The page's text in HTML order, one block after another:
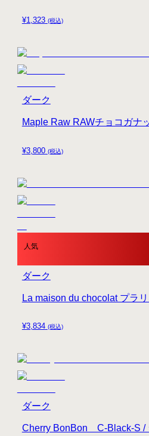
¥1,323 (税込)
¥3,800 (税込)
Maple Raw RAWチョコガナ
ダーク
人気
¥3,834 (税込)
La maison du chocolat プラ
ダーク
Cherry BonBon C-Black-S /
ダーク